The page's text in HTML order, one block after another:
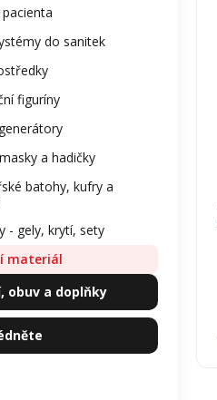
do sanitek
figuríny
a hadičky
batohy, kufry a
- gely, krytí, sety
materiál
obuv a doplňky